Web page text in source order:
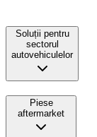
Soluții pentru
sectorul
autovehiculelor
Piese
aftermarket